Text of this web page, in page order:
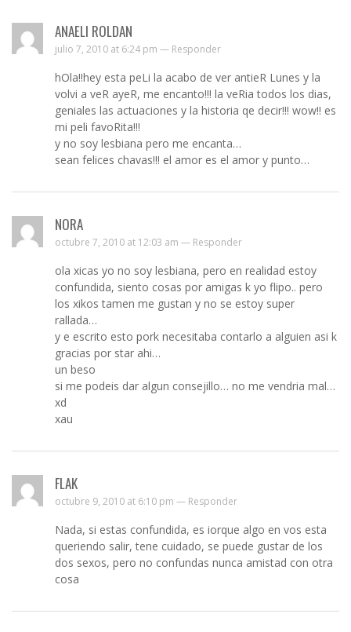
ANAELI ROLDAN
julio 7, 2010 at 6:24 pm — Responder
hOla!!hey esta peLi la acabo de ver antieR Lunes y la
volvi a veR ayeR, me encanto!!! la veRia todos los dias,
geniales las actuaciones y la historia qe decir!!! wow!! es
mi peli favoRita!!!
y no soy lesbiana pero me encanta…
sean felices chavas!!! el amor es el amor y punto…
NORA
octubre 7, 2010 at 12:03 am — Responder
ola xicas yo no soy lesbiana, pero en realidad estoy
confundida, siento cosas por amigas k yo flipo.. pero
los xikos tamen me gustan y no se estoy super
rallada…
y e escrito esto pork necesitaba contarlo a alguien asi k
gracias por star ahi…
un beso
si me podeis dar algun consejillo… no me vendria mal…
xd
xau
FLAK
octubre 9, 2010 at 6:10 pm — Responder
Nada, si estas confundida, es iorque algo en vos esta
queriendo salir, tene cuidado, se puede gustar de los
dos sexos, pero no confundas nunca amistad con otra
cosa